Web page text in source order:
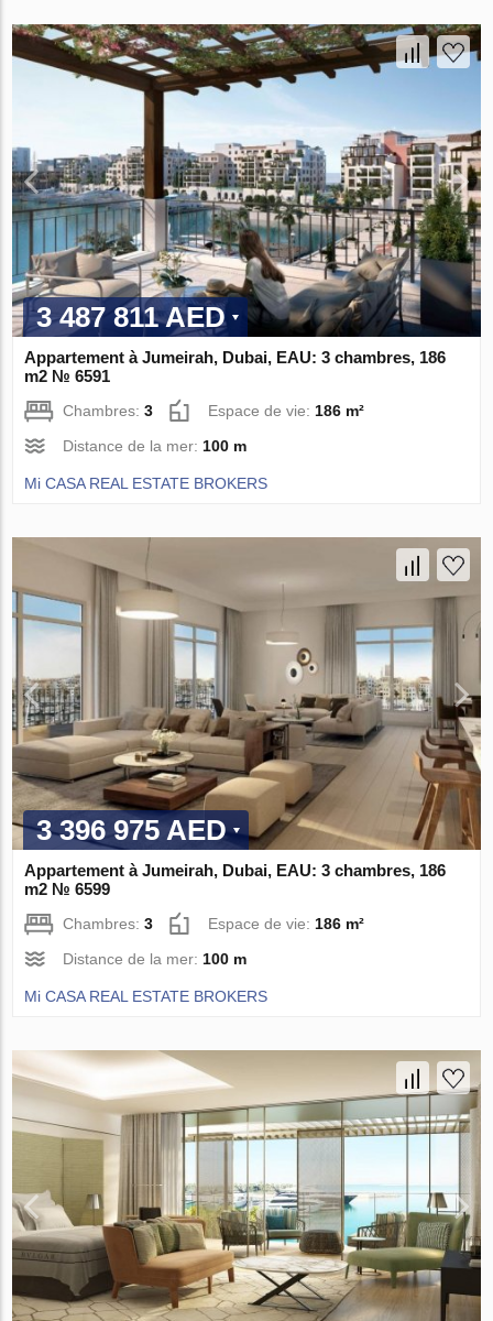
3 487 811 AED
Appartement à Jumeirah, Dubai, EAU: 3 chambres, 186
m2 № 6591
Chambres:3 Espace de vie: 186 m²
Distance de la mer: 100 m
Mi CASA REAL ESTATE BROKERS
3 396 975 AED
Appartement à Jumeirah, Dubai, EAU: 3 chambres, 186
m2 № 6599
Chambres:3 Espace de vie: 186 m²
Distance de la mer: 100 m
Mi CASA REAL ESTATE BROKERS